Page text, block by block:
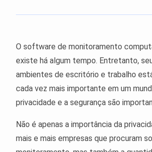
O software de monitoramento
existe há algum tempo. Entretanto,
ambientes de escritório e trabalho
cada vez mais importante em um
privacidade e a segurança são
Não é apenas a importância da
mais e mais empresas que procuram